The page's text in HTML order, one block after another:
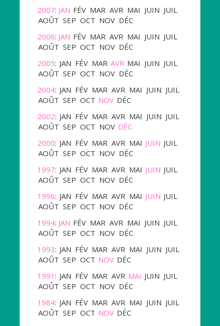
2007: JAN FÉV MAR AVR MAI JUIN JUIL
AOÛT SEP OCT NOV DÉC
2006: JAN FÉV MAR AVR MAI JUIN JUIL
AOÛT SEP OCT NOV DÉC
2005: JAN FÉV MAR AVR MAI JUIN JUIL
AOÛT SEP OCT NOV DÉC
2004: JAN FÉV MAR AVR MAI JUIN JUIL
AOÛT SEP OCT NOV DÉC
2002: JAN FÉV MAR AVR MAI JUIN JUIL
AOÛT SEP OCT NOV DÉC
2000: JAN FÉV MAR AVR MAI JUIN JUIL
AOÛT SEP OCT NOV DÉC
1997: JAN FÉV MAR AVR MAI JUIN JUIL
AOÛT SEP OCT NOV DÉC
1996: JAN FÉV MAR AVR MAI JUIN JUIL
AOÛT SEP OCT NOV DÉC
1994: JAN FÉV MAR AVR MAI JUIN JUIL
AOÛT SEP OCT NOV DÉC
1993: JAN FÉV MAR AVR MAI JUIN JUIL
AOÛT SEP OCT NOV DÉC
1991 : JAN FÉV MAR AVR MAI JUIN JUIL
AOÛT SEP OCT NOV DÉC
1984: JAN FÉV MAR AVR MAI JUIN JUIL
AOÛT SEP OCT NOV DÉC